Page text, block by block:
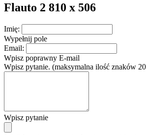
Flauto 2 810 x 506
Imię:
Wypełnij pole
Email:
Wpisz poprawny E-mail
Wpisz pytanie. (maksymalna ilość znaków
Wpisz pytanie